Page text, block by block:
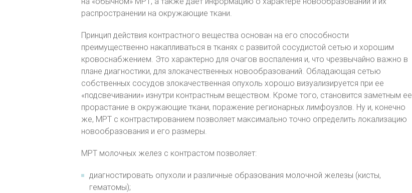
распространении на окружающие ткани.
Принцип действия контрастного вещества основан на его способности
преимущественно накапливаться в тканях с развитой сосудистой сетью и хорошим
кровоснабжением. Это характерно для очагов воспаления и, что чрезвычайно важно в
плане диагностики, для злокачественных новообразований. Обладающая сетью
собственных сосудов злокачественная опухоль хорошо визуализируется при ее
«подсвечивании» изнутри контрастным веществом. Кроме того, становится заметным ее
прорастание в окружающие ткани, поражение регионарных лимфоузлов. Ну и, конечно
же, МРТ с контрастированием позволяет максимально точно определить локализацию
новообразования и его размеры.
МРТ молочных желез с контрастом позволяет:
диагностировать опухоли и различные образования молочной железы (кисты,
гематомы);